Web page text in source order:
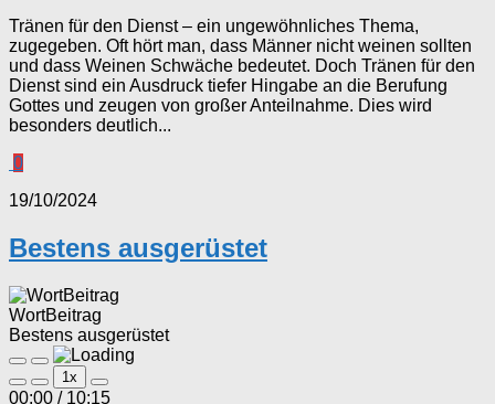
Tränen für den Dienst – ein ungewöhnliches Thema,
zugegeben. Oft hört man, dass Männer nicht weinen sollten
und dass Weinen Schwäche bedeutet. Doch Tränen für den
Dienst sind ein Ausdruck tiefer Hingabe an die Berufung
Gottes und zeugen von großer Anteilnahme. Dies wird
besonders deutlich...
0
19/10/2024
Bestens ausgerüstet
WortBeitrag
Bestens ausgerüstet
Play
Episode
Pause
Episode
1x
00:00 / 10:15